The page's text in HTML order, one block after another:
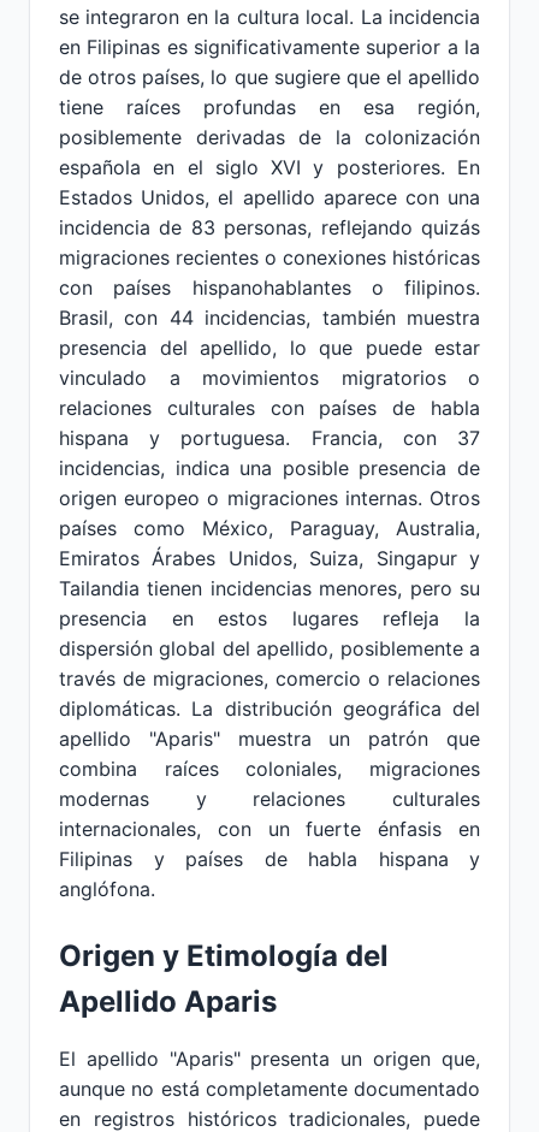
se integraron en la cultura local. La incidencia
en Filipinas es significativamente superior a la
de otros países, lo que sugiere que el apellido
tiene raíces profundas en esa región,
posiblemente derivadas de la colonización
española en el siglo XVI y posteriores. En
Estados Unidos, el apellido aparece con una
incidencia de 83 personas, reflejando quizás
migraciones recientes o conexiones históricas
con países hispanohablantes o filipinos.
Brasil, con 44 incidencias, también muestra
presencia del apellido, lo que puede estar
vinculado a movimientos migratorios o
relaciones culturales con países de habla
hispana y portuguesa. Francia, con 37
incidencias, indica una posible presencia de
origen europeo o migraciones internas. Otros
países como México, Paraguay, Australia,
Emiratos Árabes Unidos, Suiza, Singapur y
Tailandia tienen incidencias menores, pero su
presencia en estos lugares refleja la
dispersión global del apellido, posiblemente a
través de migraciones, comercio o relaciones
diplomáticas. La distribución geográfica del
apellido "Aparis" muestra un patrón que
combina raíces coloniales, migraciones
modernas y relaciones culturales
internacionales, con un fuerte énfasis en
Filipinas y países de habla hispana y
anglófona.
Origen y Etimología del
Apellido Aparis
El apellido "Aparis" presenta un origen que,
aunque no está completamente documentado
en registros históricos tradicionales, puede